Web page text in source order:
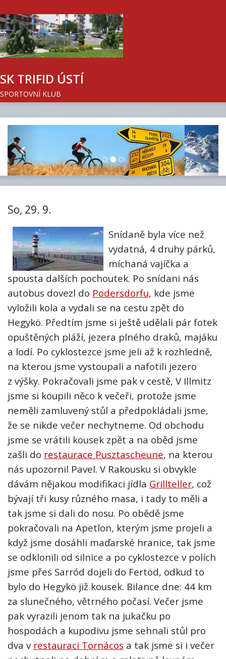
SK TRIFID ÚSTÍ
SPORTOVNÍ KLUB
Next
So, 29. 9.
Snídaně byla více než
vydatná, 4 druhy párků,
míchaná vajíčka a
spousta dalších pochoutek. Po snídani nás
autobus dovezl do Podersdorfu , kde jsme
vyložili kola a vydali se na cestu zpět do
Hegykö. Předtím jsme si ještě udělali pár fotek
opuštěných pláží, jezera plného draků, majáku
a lodí. Po cyklostezce jsme jeli až k rozhledně,
na kterou jsme vystoupali a nafotili jezero
z výšky. Pokračovali jsme pak v cestě, V Illmitz
jsme si koupili něco k večeři, protože jsme
neměli zamluvený stůl a předpokládali jsme,
že se nikde večer nechytneme. Od obchodu
jsme se vrátili kousek zpět a na oběd jsme
zašli do restaurace Pusztascheune , na kterou
nás upozornil Pavel. V Rakousku si obvykle
dávám nějakou modifikaci jídla Grillteller , což
bývají tři kusy různého masa, i tady to měli a
tak jsme si dali do nosu. Po obědě jsme
pokračovali na Apetlon, kterým jsme projeli a
když jsme dosáhli maďarské hranice, tak jsme
se odklonili od silnice a po cyklostezce v polích
jsme přes Sarród dojeli do Fertöd, odkud to
bylo do Hegykö již kousek. Bilance dne: 44 km
za slunečného, větrného počasí. Večer jsme
pak vyrazili jenom tak na jukačku po
hospodách a kupodivu jsme sehnali stůl pro
dva v restauraci Tornácos a tak jsme si i večer